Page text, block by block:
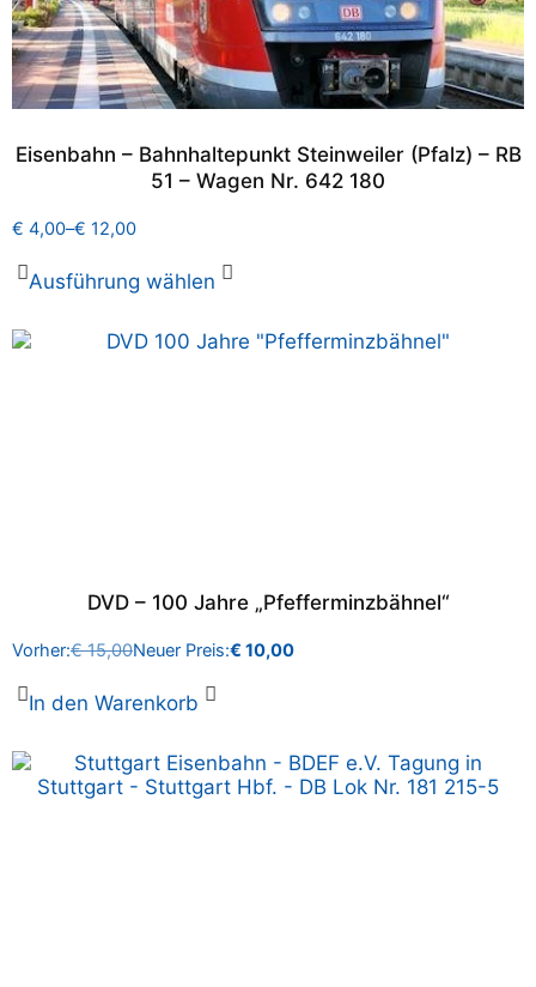
Eisenbahn – Bahnhaltepunkt Steinweiler (Pfalz) – RB
51 – Wagen Nr. 642 180
€ 4,00–€ 12,00
Ausführung wählen
DVD – 100 Jahre „Pfefferminzbähnel“
Vorher:€15,00Neuer Preis:€ 10,00
In den Warenkorb